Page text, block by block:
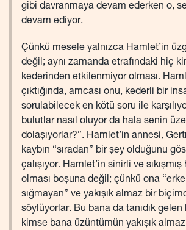
gibi davranmaya devam ederken o,
devam ediyor.
Çünkü mesele yalnızca Hamlet’in
değil; aynı zamanda etrafındaki hiç
kederinden etkilenmiyor olması.
çıktığında, amcası onu, kederli bir
sorulabilecek en kötü soru ile
bulutlar nasıl oluyor da hala senin
dolaşıyorlar?”. Hamlet’in annesi,
kaybın “sıradan” bir şey olduğunu
çalışıyor. Hamlet’in sinirli ve
olması boşuna değil; çünkü ona
sığmayan” ve yakışık almaz bir
söylüyorlar. Bu bana da tanıdık
kimse bana üzüntümün yakışık